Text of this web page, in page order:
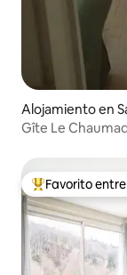
Alojamiento en
Gîte Le
Favorito entre
Favorito